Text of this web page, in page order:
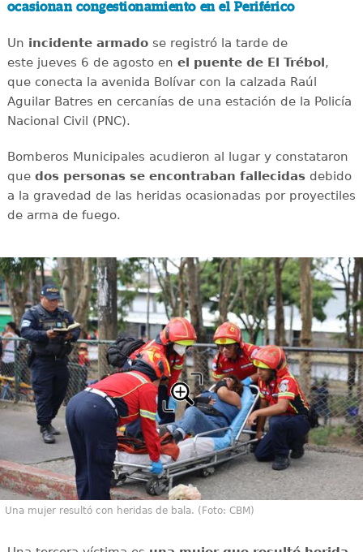
ocasionan congestionamiento en el Periférico
Un incidente armadose registró la tarde de
este jueves 6 de agosto en el puente de El Trébol,
que conecta la avenida Bolívar con la calzada Raúl
Aguilar Batres en cercanías de una estación de la Policía
Nacional Civil (PNC).
Bomberos Municipales acudieron al lugar y constataron
que dos personas se encontraban fallecidasdebido
a la gravedad de las heridas ocasionadas por proyectiles
de arma de fuego.
Una mujer resultó con heridas de bala. (Foto: CBM)